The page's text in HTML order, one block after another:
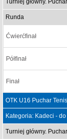
Turniej główny.
Runda
Ćwierćfinał
Półfinał
Finał
OTK U16 Puchar
Kategoria: Kadeci -
Turniej główny.